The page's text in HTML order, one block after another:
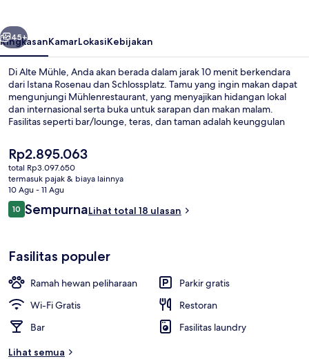
Berikutnya
45+
RingkasanKamarLokasiKebijakan
Di Alte Mühle, Anda akan berada dalam jarak 10 menit berkendara
dari Istana Rosenau dan Schlossplatz. Tamu yang ingin makan dapat
mengunjungi Mühlenrestaurant, yang menyajikan hidangan lokal
dan internasional serta buka untuk sarapan dan makan malam.
Fasilitas seperti bar/lounge, teras, dan taman adalah keunggulan
Harga
saat
ini
Rp2.895.063
Rp2.895.063
total Rp3.097.650
termasuk pajak & biaya lainnya
10 Agu - 11 Agu
Ulasan
1010 dari 10
SempurnaLihat total 18 ulasan
Fasilitas populer
Ramah hewan peliharaan
Parkir gratis
Wi-Fi Gratis
Restoran
Bar
Fasilitas laundry
Lihat semua